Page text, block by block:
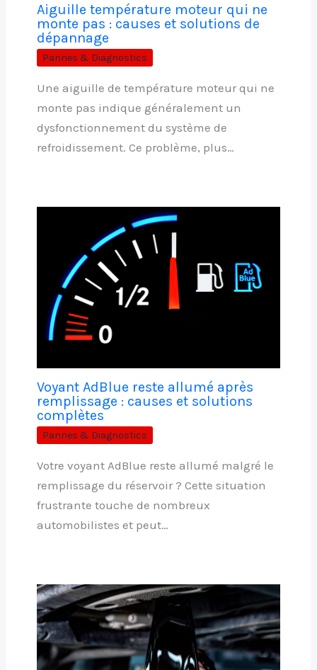
Aiguille température moteur qui ne
monte pas : causes et solutions de
dépannage
Pannes & Diagnostics
Une aiguille de température moteur qui ne
monte pas indique généralement un
dysfonctionnement du système de
refroidissement. Ce problème, plus…
Voyant AdBlue reste allumé après
remplissage : causes et solutions
complètes
Pannes & Diagnostics
Votre voyant AdBlue reste allumé malgré le
remplissage du réservoir ? Cette situation
frustrante touche de nombreux
automobilistes et peut…